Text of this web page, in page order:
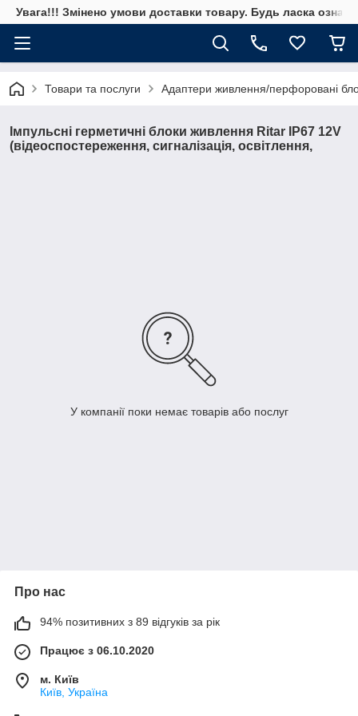
Увага!!! Змінено умови доставки товару. Будь ласка
Товари та послуги Адаптери живлення/перфоровані
Імпульсні герметичні блоки живлення Ritar IP67 12V
(відеоспостереження, сигналізація, освітлення,
У компанії поки немає товарів або послуг
Про нас
94% позитивних з 89 відгуків за рік
Працює з 06.10.2020
м. Київ
Київ, Україна